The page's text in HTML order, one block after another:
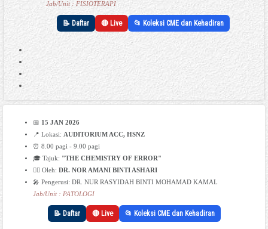
Jab/Unit : FISIOTERAPI
📝 Daftar 🔴 Live 📂 Koleksi CME dan Kehadiran
📅 15 JAN 2026
📍 Lokasi: AUDITORIUM ACC, HSNZ
⏰ 8.00 pagi - 9.00 pagi
🎓 Tajuk: "THE CHEMISTRY OF ERROR"
👩‍⚕️ Oleh: DR. NOR AMANI BINTI ASHARI
🎤 Pengerusi: DR. NUR RASYIDAH BINTI MOHAMAD KAMAL
Jab/Unit : PATOLOGI
📝 Daftar 🔴 Live 📂 Koleksi CME dan Kehadiran